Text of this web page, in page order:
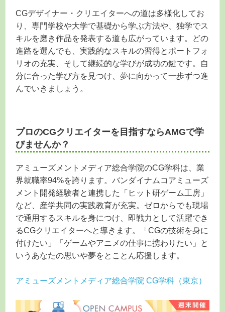
CGデザイナー・クリエイターへの道は多様化してお
り、専門学校や大学で基礎から学ぶ方法や、独学でス
キルを磨き作品を発表する道も広がっています。どの
進路を選んでも、実践的なスキルの習得とポートフォ
リオの充実、そして継続的な学びが成功の鍵です。自
分に合った学び方を見つけ、夢に向かって一歩ずつ進
んでいきましょう。
プロのCGクリエイターを目指すならAMGで学
びませんか？
アミューズメントメディア総合学院のCG学科は、業
界就職率94%を誇ります。バンダイナムコアミューズ
メント開発経験者と連携した「ヒット研ゲーム工房」
など、産学共同の実践教育が充実。ゼロからでも現場
で通用するスキルを身につけ、即戦力として活躍でき
るCGクリエイターへと導きます。「CGの技術を身に
付けたい」「ゲームやアニメの仕事に携わりたい」と
いうあなたの思いや夢をとことん応援します。
アミューズメントメディア総合学院 CG学科（東京）